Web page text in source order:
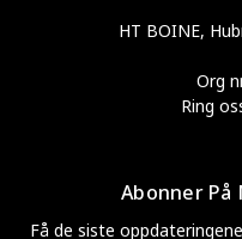
HT BOINE,
Org
Ring
Abonner
Få de siste